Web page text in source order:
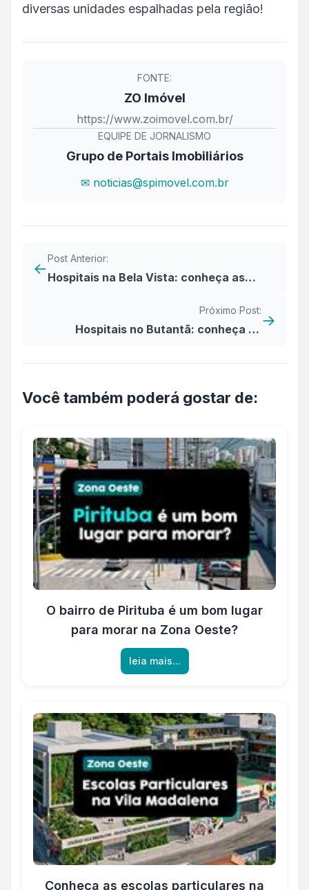
diversas unidades espalhadas pela região!
FONTE:
ZO Imóvel
https://www.zoimovel.com.br/
EQUIPE DE JORNALISMO
Grupo de Portais Imobiliários
✉ noticias@spimovel.com.br
←
Post Anterior:
Hospitais na Bela Vista: conheça as
Próximo Post:
Hospitais no Butantã: conheça as →
Você também poderá gostar de:
O bairro de Pirituba é um bom lugar
para morar na Zona Oeste?
leia mais...
Conheça as escolas particulares na